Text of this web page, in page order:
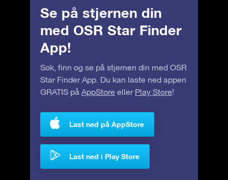
Se på stjernen din
med OSR Star Finder
App!
Søk, finn og se på stjernen din med OSR
Star Finder App. Du kan laste ned appen
GRATIS på AppStore eller Play Store!
Last ned på AppStore
Last ned i Play Store